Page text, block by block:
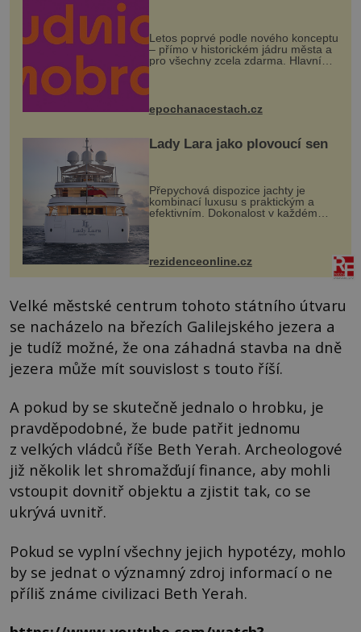
Letos poprvé podle nového konceptu
– přímo v historickém jádru města a
pro všechny zcela zdarma. Hlavní
program se odehraje na Karlově a
mohou těšit na víno, burčák, pes...
epochanacestach.cz
Lady Lara jako plovoucí sen
Přepychová dispozice jachty je
kombinací luxusu s praktickým a
efektivním. Dokonalost v každém
detailu představuje značka Fendi
Casa, kterou byly vybaveny její
paluby. Monacký přístav nabízí
každoročn...
rezidenceonline.cz
Velké městské centrum tohoto státního útvaru
se nacházelo na březích Galilejského jezera a
je tudíž možné, že ona záhadná stavba na dně
jezera může mít souvislost s touto říší.
A pokud by se skutečně jednalo o hrobku, je
pravděpodobné, že bude patřit jednomu
z velkých vládců říše Beth Yerah. Archeologové
již několik let shromažďují finance, aby mohli
vstoupit dovnitř objektu a zjistit tak, co se
ukrývá uvnitř.
Pokud se vyplní všechny jejich hypotézy, mohlo
by se jednat o významný zdroj informací o ne
příliš známe civilizaci Beth Yerah.